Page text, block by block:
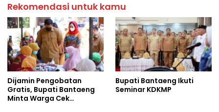
Rekomendasi untuk kamu
Dijamin Pengobatan
Gratis, Bupati Bantaeng
Minta Warga Cek
Bupati Bantaeng Ikuti
Seminar KDKMP